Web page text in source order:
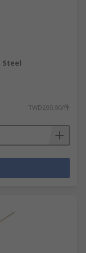
Steel
TWD290.90/件